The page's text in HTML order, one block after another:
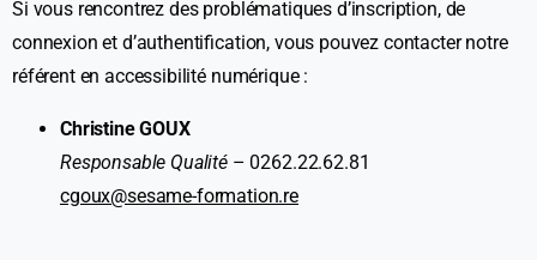
Si vous rencontrez des problématiques d’inscription, de
connexion et d’authentification, vous pouvez contacter notre
référent en accessibilité numérique :
Christine GOUX
Responsable Qualité– 0262.22.62.81
cgoux@sesame-formation.re